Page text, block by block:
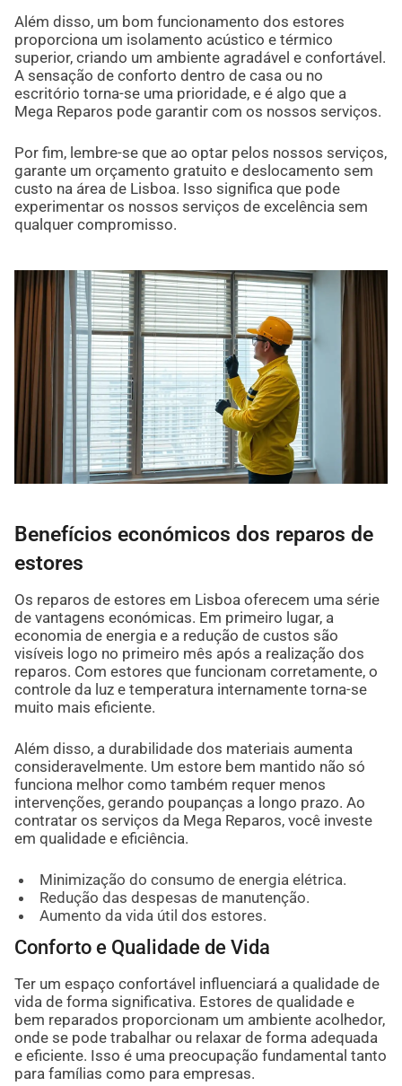
Além disso, um bom funcionamento dos estores
proporciona um isolamento acústico e térmico
superior, criando um ambiente agradável e confortável.
A sensação de conforto dentro de casa ou no
escritório torna-se uma prioridade, e é algo que a
Mega Reparos pode garantir com os nossos serviços.
Por fim, lembre-se que ao optar pelos nossos serviços,
garante um orçamento gratuito e deslocamento sem
custo na área de Lisboa. Isso significa que pode
experimentar os nossos serviços de excelência sem
qualquer compromisso.
Benefícios económicos dos reparos de
estores
Os reparos de estores em Lisboa oferecem uma série
de vantagens económicas. Em primeiro lugar, a
economia de energia e a redução de custos são
visíveis logo no primeiro mês após a realização dos
reparos. Com estores que funcionam corretamente, o
controle da luz e temperatura internamente torna-se
muito mais eficiente.
Além disso, a durabilidade dos materiais aumenta
consideravelmente. Um estore bem mantido não só
funciona melhor como também requer menos
intervenções, gerando poupanças a longo prazo. Ao
contratar os serviços da Mega Reparos, você investe
em qualidade e eficiência.
Minimização do consumo de energia elétrica.
Redução das despesas de manutenção.
Aumento da vida útil dos estores.
Conforto e Qualidade de Vida
Ter um espaço confortável influenciará a qualidade de
vida de forma significativa. Estores de qualidade e
bem reparados proporcionam um ambiente acolhedor,
onde se pode trabalhar ou relaxar de forma adequada
e eficiente. Isso é uma preocupação fundamental tanto
para famílias como para empresas.